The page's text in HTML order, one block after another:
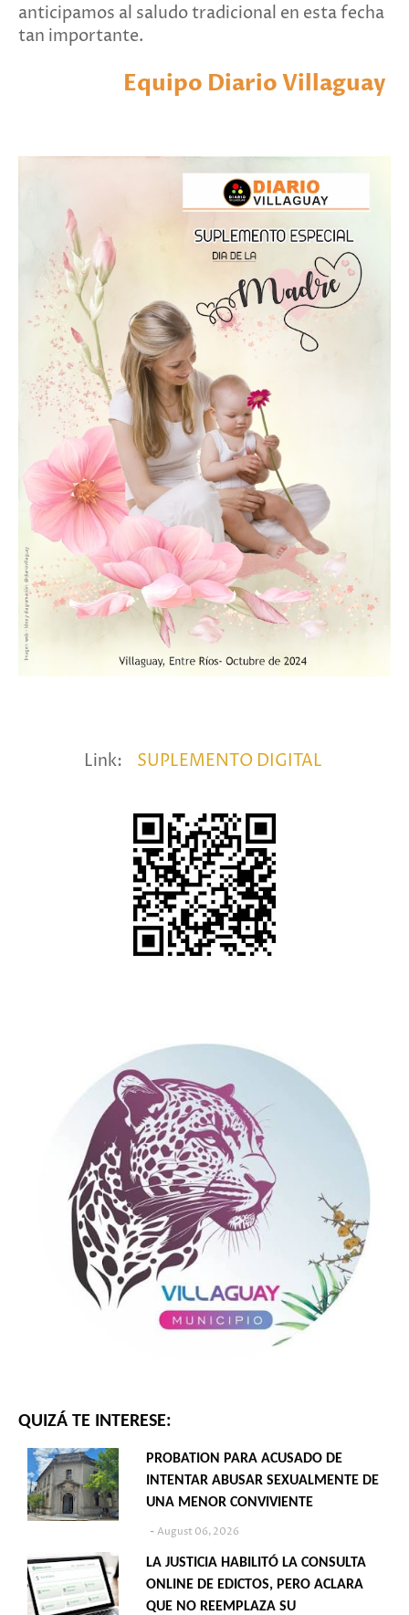
anticipamos al saludo tradicional en esta fecha
tan importante.
Equipo Diario Villaguay
Link: SUPLEMENTO DIGITAL
QUIZÁ TE INTERESE:
PROBATION PARA ACUSADO DE
INTENTAR ABUSAR SEXUALMENTE DE
UNA MENOR CONVIVIENTE
August 06, 2026
LA JUSTICIA HABILITÓ LA CONSULTA
ONLINE DE EDICTOS, PERO ACLARA
QUE NO REEMPLAZA SU